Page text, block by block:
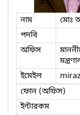
নাম
মোঃ
পদবি
অফিস
ইমেইল
ফোন (অফিস)
ইন্টারকম